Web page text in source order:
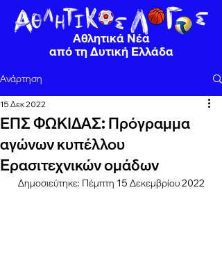
Αθλητικά Νέα
από τη Δυτική Ελλάδα
Ανάρτηση
ΕΠΣ ΦΩΚΙΔΑΣ: Πρόγραμμα
αγώνων κυπέλλου
Ερασιτεχνικών ομάδων
15 Δεκ 2022
Δημοσιεύτηκε: Πέμπτη 15 Δεκεμβρίου 2022